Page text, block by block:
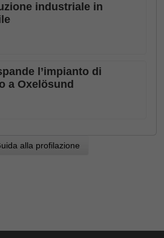
industriale in
l’impianto di
a Oxelösund
alla profilazione